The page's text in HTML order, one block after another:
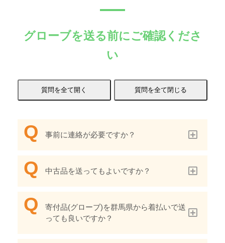
グローブを送る前にご確認くださ
い
事前に連絡が必要ですか？
中古品を送ってもよいですか？
寄付品(グローブ)を群馬県から着払いで送
っても良いですか？